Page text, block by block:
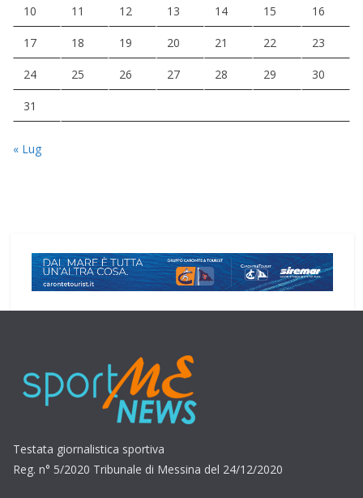
10 11 12 13 14 15 16
17 18 19 20 21 22 23
24 25 26 27 28 29 30
31
« Lug
Testata giornalistica sportiva
Reg. n° 5/2020 Tribunale di Messina del 24/12/2020